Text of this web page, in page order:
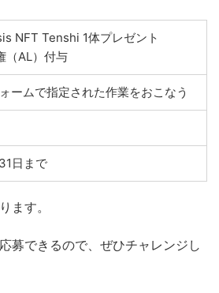
NFT Tenshi 1体プレゼント
（AL）付与
ームで指定された作業をおこなう
日まで
ます。
募できるので、ぜひチャレンジし